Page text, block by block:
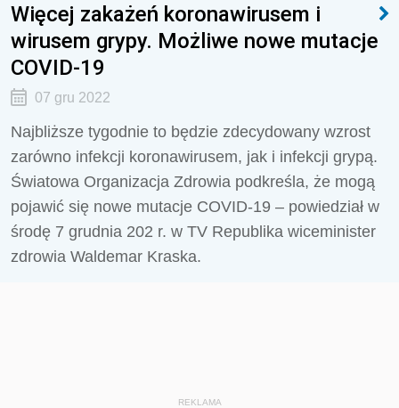
Więcej zakażeń koronawirusem i
wirusem grypy. Możliwe nowe mutacje
COVID-19
07 gru 2022
Najbliższe tygodnie to będzie zdecydowany wzrost
zarówno infekcji koronawirusem, jak i infekcji grypą.
Światowa Organizacja Zdrowia podkreśla, że mogą
pojawić się nowe mutacje COVID-19 – powiedział w
środę 7 grudnia 202 r. w TV Republika wiceminister
zdrowia Waldemar Kraska.
REKLAMA